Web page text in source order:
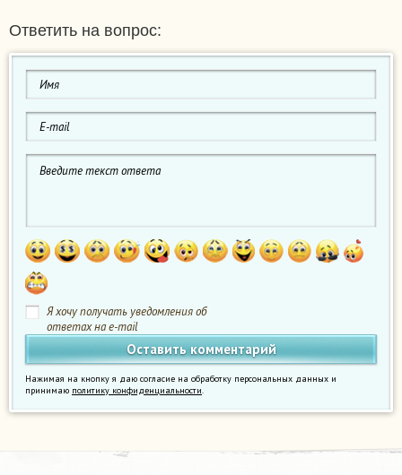
Ответить на вопрос:
Я хочу получать уведомления об
ответах на e-mail
Нажимая на кнопку я даю согласие на обработку персональных данных и
принимаю политику конфиденциальности.